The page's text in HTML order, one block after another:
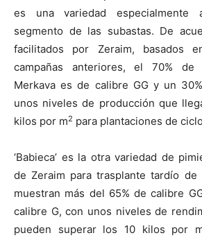
es una variedad especialmente
segmento de las subastas. De
facilitados por Zeraim, basados
campañas anteriores, el 70%
Merkava es de calibre GG y un
unos niveles de producción que
kilos por m2 para plantaciones de
‘Babieca’ es la otra variedad de
de Zeraim para trasplante tardío
muestran más del 65% de calibre
calibre G, con unos niveles de
pueden superar los 10 kilos por